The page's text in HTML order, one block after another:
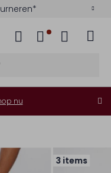
nu
3 items